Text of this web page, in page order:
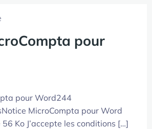
pour
pour Word244
MicroCompta pour Word
Ko J’accepte les conditions […]